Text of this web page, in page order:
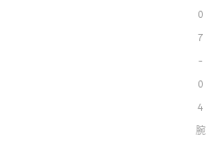
0
7
-
0
4
腕